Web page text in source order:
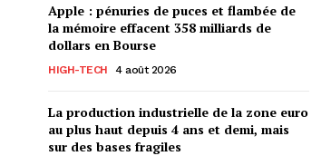
Apple : pénuries de puces et flambée de
la mémoire effacent 358 milliards de
dollars en Bourse
HIGH-TECH 4 août 2026
La production industrielle de la zone euro
au plus haut depuis 4 ans et demi, mais
sur des bases fragiles